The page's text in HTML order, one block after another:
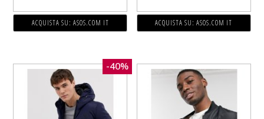
ACQUISTA SU: ASOS.COM IT ACQUISTA SU: ASOS.COM IT
-40%